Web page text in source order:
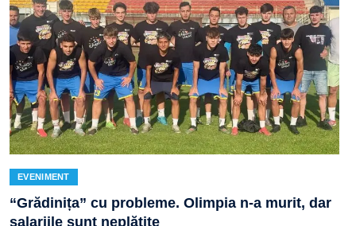
EVENIMENT
“Grădinița” cu probleme. Olimpia n-a murit, dar
salariile sunt neplătite